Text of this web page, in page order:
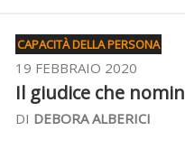
CAPACITÀ DELLA PERSONA
19 FEBBRAIO 2020
Il giudice che
DI DEBORA ALBERICI